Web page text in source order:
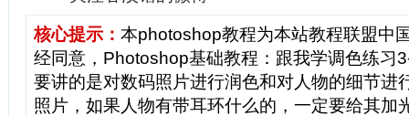
核心提示： 本photoshop教程为本站教程联盟中
经同意，Photoshop基础教程：跟我学调色练习
要讲的是对数码照片进行润色和对人物的细节进
照片，如果人物有带耳环什么的，一定要给其加